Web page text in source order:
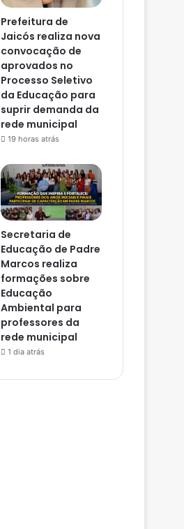
Prefeitura de
Jaicós realiza nova
convocação de
aprovados no
Processo Seletivo
da Educação para
suprir demanda da
rede municipal
19 horas atrás
Secretaria de
Educação de Padre
Marcos realiza
formações sobre
Educação
Ambiental para
professores da
rede municipal
1 dia atrás